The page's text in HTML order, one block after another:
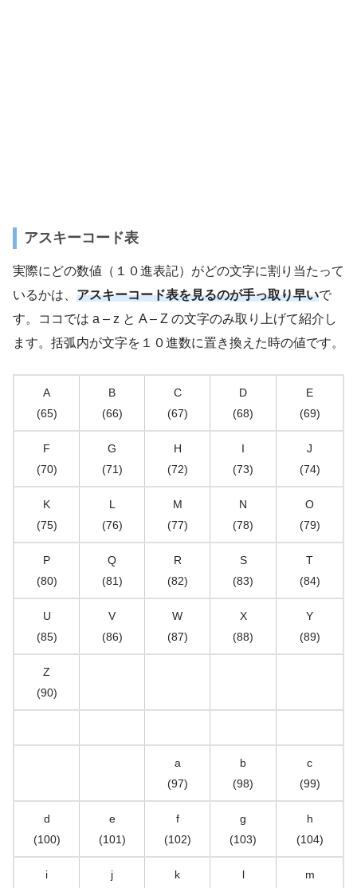
アスキーコード表
実際にどの数値（１０進表記）がどの文字に割り当たって
いるかは、 アスキーコード表を見るのが手っ取り早いで
す。ココでは a – z と A – Z の文字のみ取り上げて紹介し
ます。括弧内が文字を１０進数に置き換えた時の値です。
A
(65)
B
(66)
C
(67)
D
(68)
E
(69)
F
(70)
G
(71)
H
(72)
I
(73)
J
(74)
K
(75)
L
(76)
M
(77)
N
(78)
O
(79)
P
(80)
Q
(81)
R
(82)
S
(83)
T
(84)
U
(85)
V
(86)
W
(87)
X
(88)
Y
(89)
Z
(90)
a
(97)
b
(98)
c
(99)
d
(100)
e
(101)
f
(102)
g
(103)
h
(104)
i
j
k
l
m